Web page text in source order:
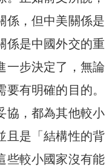
係，但中美關係是
係是中國外交的重
一步決定了，無論
有明確的目的。
協，都為其他較小
且是「結構性的背
些較小國家沒有能